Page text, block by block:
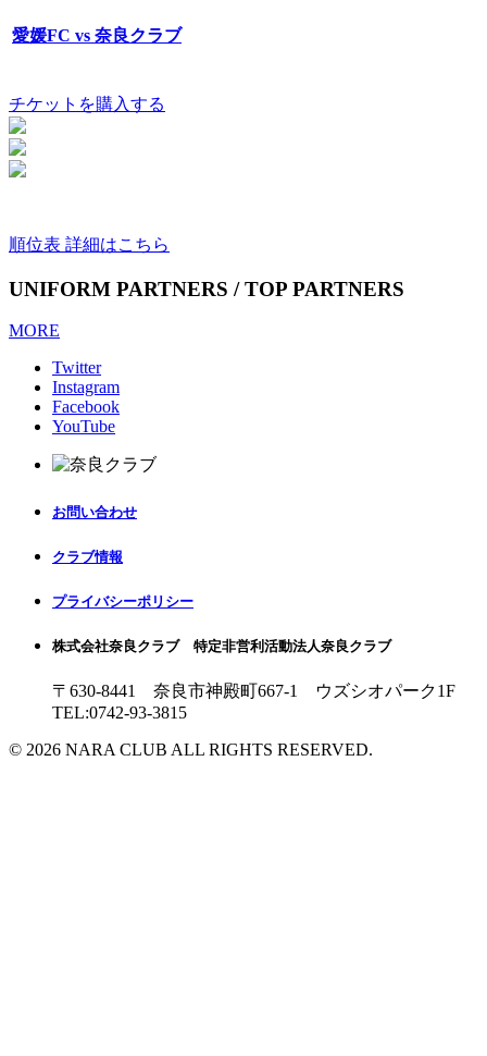
愛媛FC vs 奈良クラブ
チケットを購入する
順位表 詳細はこちら
UNIFORM PARTNERS / TOP PARTNERS
MORE
Twitter
Instagram
Facebook
YouTube
お問い合わせ
クラブ情報
プライバシーポリシー
株式会社奈良クラブ 特定非営利活動法人奈良クラブ
〒630-8441 奈良市神殿町667-1
ウズシオパーク1F
TEL:0742-93-3815
© 2026 NARA CLUB ALL RIGHTS RESERVED.